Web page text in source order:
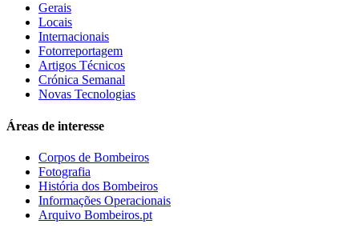
Gerais
Locais
Internacionais
Fotorreportagem
Artigos Técnicos
Crónica Semanal
Novas Tecnologias
Áreas de interesse
Corpos de Bombeiros
Fotografia
História dos Bombeiros
Informações Operacionais
Arquivo Bombeiros.pt